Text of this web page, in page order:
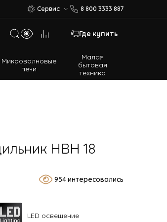
Сервис 8 800 3333 887
Где купить
Микроволновые
печи
Малая
бытовая
техника
холодильники
HBH 18
954 интересовались
LED освещение